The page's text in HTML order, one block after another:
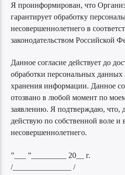
Я проинформирован, что
гарантирует обработку
несовершеннолетнего в
законодательством Российской
Данное согласие действует до
обработки персональных данных
хранения информации. Данное
отозвано в любой момент по
заявлению. Я подтверждаю, что,
действую по собственной воле и
несовершеннолетнего.
”___ ”_________ 20__ г.
/_______________ /